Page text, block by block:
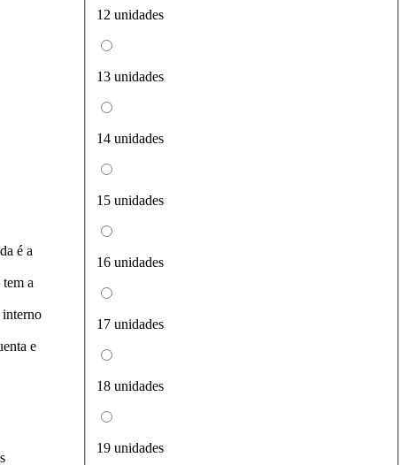
12 unidades
13 unidades
14 unidades
15 unidades
16 unidades
17 unidades
18 unidades
19 unidades
é a
a
e